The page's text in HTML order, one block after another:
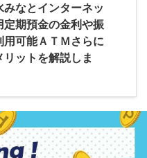
なとインターネッ
定期預金の金利や振
用可能ＡＴＭさらに
ットを解説しま